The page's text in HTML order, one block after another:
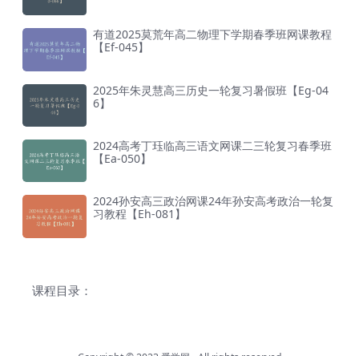
有道2025莫荒年高二物理下学期春季班网课教程
【Ef-045】
2025年朱灵慧高三历史一轮复习暑假班【Eg-04
6】
2024高考丁珏临高三语文网课二三轮复习春季班
【Ea-050】
2024孙安高三政治网课24年孙安高考政治一轮复
习教程【Eh-081】
课程目录：